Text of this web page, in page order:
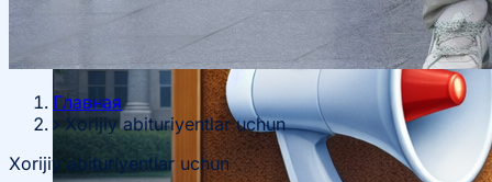
Главная
Xorijiy abituriyentlar uchun
Xorijiy abituriyentlar uchun